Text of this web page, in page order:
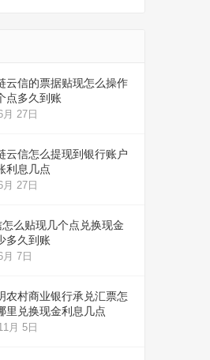
云信的票据贴现怎么操作
点多久到账
27日
云信怎么提现到银行账户
利息几点
27日
么贴现几个点兑换现金
多久到账
7日
农村商业银行承兑汇票怎
里兑换现金利息几点
月 5日